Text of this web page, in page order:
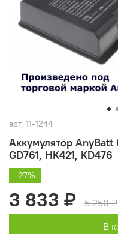
арт. 11-1244
Аккумулятор
GD761, HK421, KD476
-27%
3 833 ₽
5 250 ₽
В